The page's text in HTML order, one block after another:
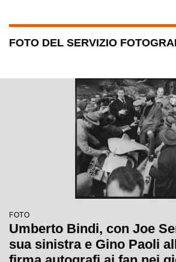
FOTO DEL SERVIZIO
FOTO
Umberto Bindi, con Joe
sua sinistra e Gino Paoli